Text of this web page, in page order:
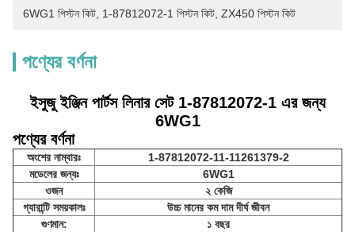
6WG1 পিস্টন কিট 1-87812072-1 পিস্টন কিট ZX450 পিস্টন কিট
পণ্যের বর্ণনা
ইসুজু ইঞ্জিন পার্টস লিনার সেট 1-87812072-1 এর জন্য
6WG1
পণ্যের বর্ণনা
অংশের নাম্বারঃ
1-87812072-11-11261379-2
মডেলের জন্যঃ
6WG1
ওজন
২ কেজি
গ্যারান্টি সময়কালঃ
উচ্চ মানের কম দাম দীর্ঘ জীবন
গুণমান:
১ বছর